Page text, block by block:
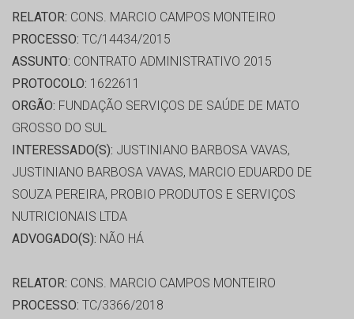
RELATOR: CONS. MARCIO CAMPOS MONTEIRO
PROCESSO: TC/14434/2015
ASSUNTO: CONTRATO ADMINISTRATIVO 2015
PROTOCOLO: 1622611
ORGÃO: FUNDAÇÃO SERVIÇOS DE SAÚDE DE MATO
GROSSO DO SUL
INTERESSADO(S): JUSTINIANO BARBOSA VAVAS,
JUSTINIANO BARBOSA VAVAS, MARCIO EDUARDO DE
SOUZA PEREIRA, PROBIO PRODUTOS E SERVIÇOS
NUTRICIONAIS LTDA
ADVOGADO(S): NÃO HÁ
RELATOR: CONS. MARCIO CAMPOS MONTEIRO
PROCESSO: TC/3366/2018